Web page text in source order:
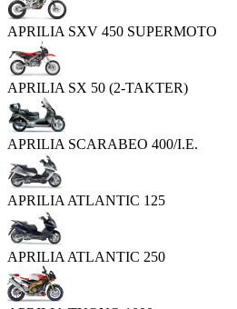
APRILIA SXV 450 SUPERMOTO
APRILIA SX 50 (2-TAKTER)
APRILIA SCARABEO 400/I.E.
APRILIA ATLANTIC 125
APRILIA ATLANTIC 250